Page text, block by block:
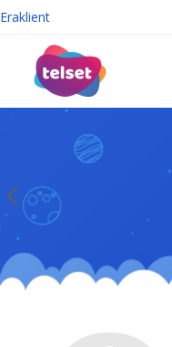
Eraklient